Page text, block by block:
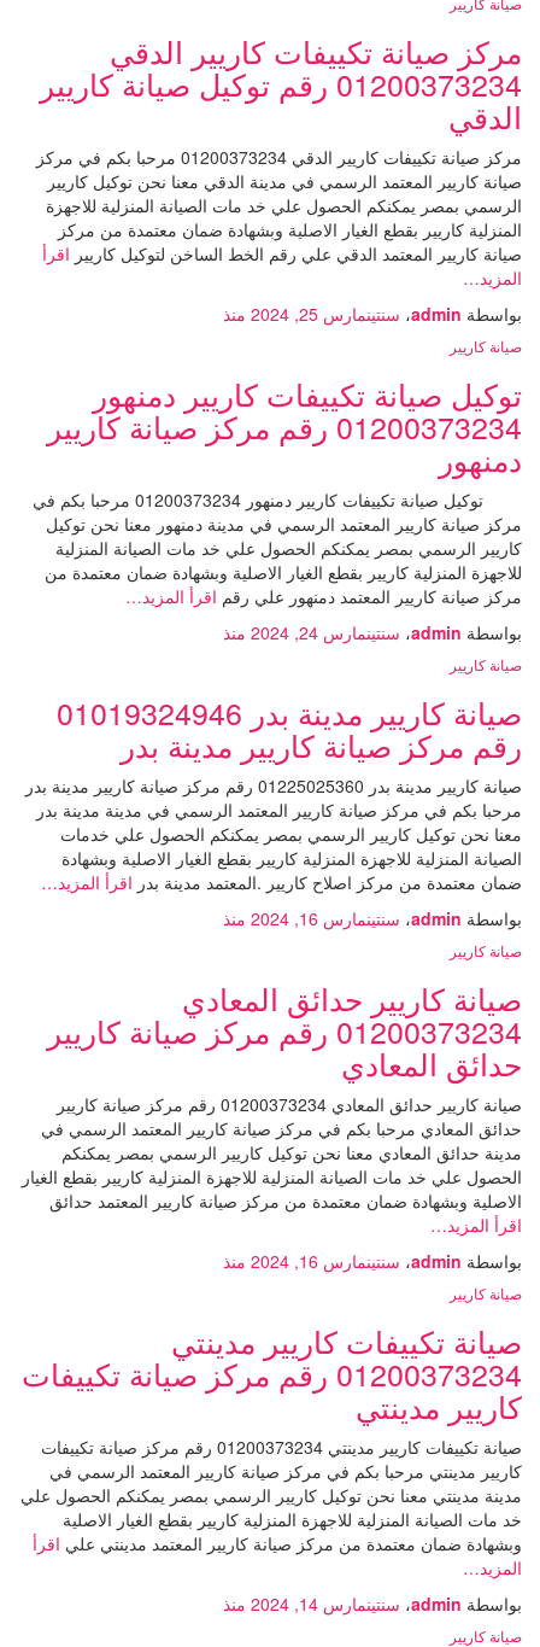
مركز صيانة تكييفات كاريير الدقي
01200373234 رقم توكيل صيانة كاريير
الدقي
مركز صيانة تكييفات كاريير الدقي 01200373234 مرحبا بكم في مركز
صيانة كاريير المعتمد الرسمي في مدينة الدقي معنا نحن توكيل كاريير
الرسمي بمصر يمكنكم الحصول علي خد مات الصيانة المنزلية للاجهزة
المنزلية كاريير بقطع الغيار الاصلية وبشهادة ضمان معتمدة من مركز
صيانة كاريير المعتمد الدقي علي رقم الخط الساخن لتوكيل كاريير اقرأ
المزيد…
بواسطة admin، سنتينمارس 25, 2024 منذ
صيانة كاريير
توكيل صيانة تكييفات كاريير دمنهور
01200373234 رقم مركز صيانة كاريير
دمنهور
توكيل صيانة تكييفات كاريير دمنهور 01200373234 مرحبا بكم في
مركز صيانة كاريير المعتمد الرسمي في مدينة دمنهور معنا نحن توكيل
كاريير الرسمي بمصر يمكنكم الحصول علي خد مات الصيانة المنزلية
للاجهزة المنزلية كاريير بقطع الغيار الاصلية وبشهادة ضمان معتمدة من
مركز صيانة كاريير المعتمد دمنهور علي رقم اقرأ المزيد…
بواسطة admin، سنتينمارس 24, 2024 منذ
صيانة كاريير
صيانة كاريير مدينة بدر 01019324946
رقم مركز صيانة كاريير مدينة بدر
صيانة كاريير مدينة بدر 01225025360 رقم مركز صيانة كاريير مدينة بدر
مرحبا بكم في مركز صيانة كاريير المعتمد الرسمي في مدينة مدينة بدر
معنا نحن توكيل كاريير الرسمي بمصر يمكنكم الحصول علي خدمات
الصيانة المنزلية للاجهزة المنزلية كاريير بقطع الغيار الاصلية وبشهادة
ضمان معتمدة من مركز اصلاح كاريير .المعتمد مدينة بدر اقرأ المزيد…
بواسطة admin، سنتينمارس 16, 2024 منذ
صيانة كاريير
صيانة كاريير حدائق المعادي
01200373234 رقم مركز صيانة كاريير
حدائق المعادي
صيانة كاريير حدائق المعادي 01200373234 رقم مركز صيانة كاريير
حدائق المعادي مرحبا بكم في مركز صيانة كاريير المعتمد الرسمي في
مدينة حدائق المعادي معنا نحن توكيل كاريير الرسمي بمصر يمكنكم
الحصول علي خد مات الصيانة المنزلية للاجهزة المنزلية كاريير بقطع الغيار
الاصلية وبشهادة ضمان معتمدة من مركز صيانة كاريير المعتمد حدائق
اقرأ المزيد…
بواسطة admin، سنتينمارس 16, 2024 منذ
صيانة كاريير
صيانة تكييفات كاريير مدينتي
01200373234 رقم مركز صيانة تكييفات
كاريير مدينتي
صيانة تكييفات كاريير مدينتي 01200373234 رقم مركز صيانة تكييفات
كاريير مدينتي مرحبا بكم في مركز صيانة كاريير المعتمد الرسمي في
مدينة مدينتي معنا نحن توكيل كاريير الرسمي بمصر يمكنكم الحصول علي
خد مات الصيانة المنزلية للاجهزة المنزلية كاريير بقطع الغيار الاصلية
وبشهادة ضمان معتمدة من مركز صيانة كاريير المعتمد مدينتي علي اقرأ
المزيد…
بواسطة admin، سنتينمارس 14, 2024 منذ
صيانة كاريير